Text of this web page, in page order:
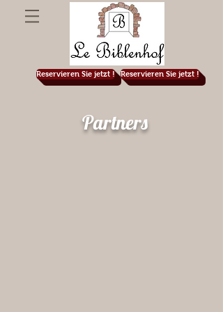
Reservieren Sie jetzt ! Reservieren Sie jetzt !
Partners